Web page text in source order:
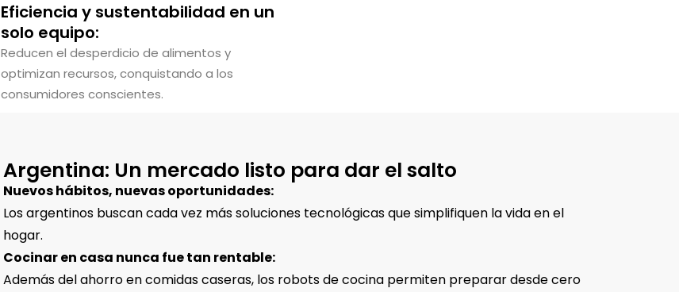
Eficiencia y sustentabilidad en un
solo equipo:
Reducen el desperdicio de alimentos y
optimizan recursos, conquistando a los
consumidores conscientes.
Argentina: Un mercado listo para dar el salto
Nuevos hábitos, nuevas oportunidades:
Los argentinos buscan cada vez más soluciones tecnológicas que simplifiquen la vida en el
hogar.
Cocinar en casa nunca fue tan rentable:
Además del ahorro en comidas caseras, los robots de cocina permiten preparar desde cero